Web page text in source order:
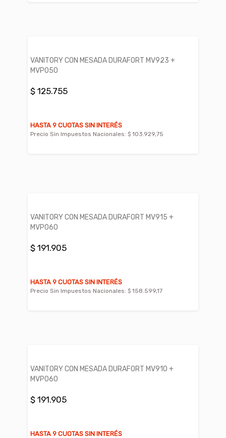
VANITORY CON MESADA DURAFORT MV923 +
MVP050
$ 125.755
HASTA 9 CUOTAS SIN INTERÉS
Precio Sin Impuestos Nacionales: $ 103.929,75
VANITORY CON MESADA DURAFORT MV915 +
MVP060
$ 191.905
HASTA 9 CUOTAS SIN INTERÉS
Precio Sin Impuestos Nacionales: $ 158.599,17
VANITORY CON MESADA DURAFORT MV910 +
MVP060
$ 191.905
HASTA 9 CUOTAS SIN INTERÉS